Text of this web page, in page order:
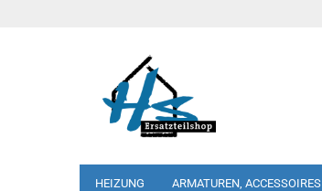
HEIZUNG ARMATUREN, ACCESSOIRES